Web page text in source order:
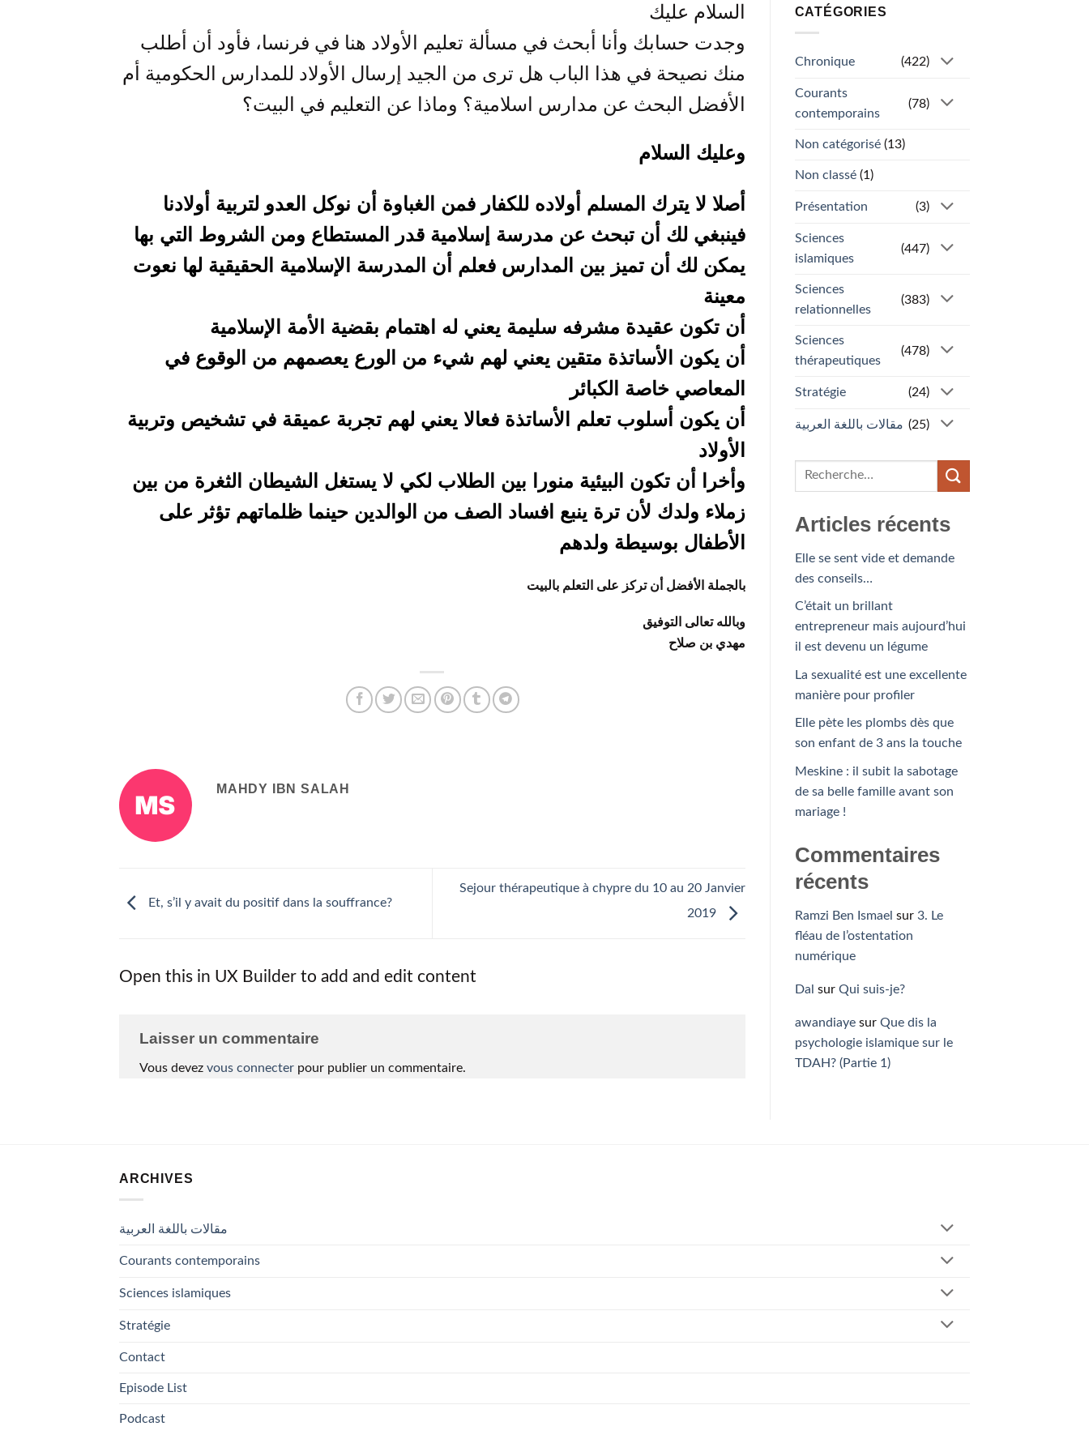
السلام عليك
وجدت حسابك وأنا أبحث في مسألة تعليم الأولاد هنا في فرنسا، فأود أن أطلب
منك نصيحة في هذا الباب هل ترى من الجيد إرسال الأولاد للمدارس الحكومية أم
الأفضل البحث عن مدارس اسلامية؟ وماذا عن التعليم في البيت؟
وعليك السلام
أصلا لا يترك المسلم أولاده للكفار فمن الغباوة أن نوكل العدو لتربية أولادنا
فينبغي لك أن تبحث عن مدرسة إسلامية قدر المستطاع ومن الشروط التي بها
يمكن لك أن تميز بين المدارس فعلم أن المدرسة الإسلامية الحقيقية لها نعوت
معينة
أن تكون عقيدة مشرفه سليمة يعني له اهتمام بقضية الأمة الإسلامية
أن يكون الأساتذة متقين يعني لهم شيء من الورع يعصمهم من الوقوع في
المعاصي خاصة الكبائر
أن يكون أسلوب تعلم الأساتذة فعالا يعني لهم تجربة عميقة في تشخيص وتربية
الأولاد
وأخرا أن تكون البيئية منورا بين الطلاب لكي لا يستغل الشيطان الثغرة من بين
زملاء ولدك لأن ترة ينبع افساد الصف من الوالدين حينما ظلماتهم تؤثر على
الأطفال بوسيطة ولدهم
بالجملة الأفضل أن تركز على التعلم بالبيت
وبالله تعالى التوفيق
مهدي بن صلاح
MAHDY IBN SALAH
Et, s’il y avait du positif dans la souffrance?
Sejour thérapeutique à chypre du 10 au 20 Janvier
2019
Open this in UX Builder to add and edit content
Laisser un commentaire
Vous devez vous connecter pour publier un commentaire.
CATÉGORIES
Chronique (422)
Courants
contemporains
(78)
Non catégorisé(13)
Non classé(1)
Présentation (3)
Sciences
islamiques
(447)
Sciences
relationnelles
(383)
Sciences
thérapeutiques
(478)
Stratégie (24)
مقالات باللغة العربية (25)
Articles récents
Elle se sent vide et demande
des conseils…
C’était un brillant
entrepreneur mais aujourd’hui
il est devenu un légume
La sexualité est une excellente
manière pour profiler
Elle pète les plombs dès que
son enfant de 3 ans la touche
Meskine : il subit la sabotage
de sa belle famille avant son
mariage !
Commentaires
récents
Ramzi Ben Ismael sur 3. Le
fléau de l’ostentation
numérique
Dal sur Qui suis-je?
awandiayesur Que dis la
psychologie islamique sur le
TDAH? (Partie 1)
ARCHIVES
مقالات باللغة العربية
Courants contemporains
Sciences islamiques
Stratégie
Contact
Episode List
Podcast